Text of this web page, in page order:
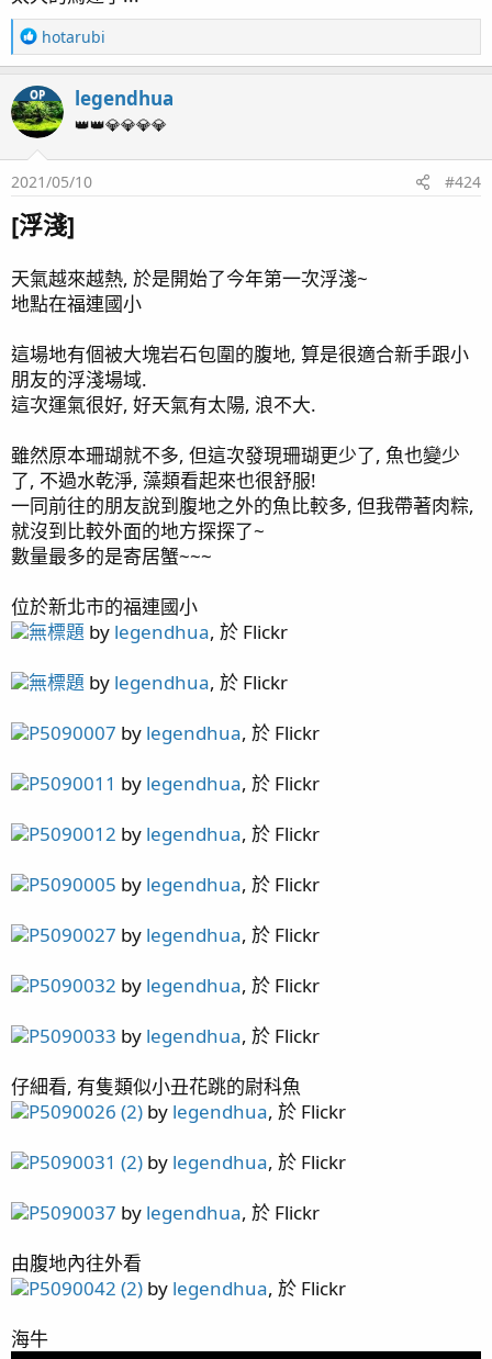
page38 KHA & KHG / 兩年三個月
page39 魚隻點名 / 黃金蝦虎遇難
page41 珊瑚骨 / Tunze 3181 藻桶
page42 魚隻損失 / 雙蛙之舞
page43 Sony A7C / 雙骨PK戰
page44 近況影片/ 五爪貝的劫難 / 紅奶嘴海葵噴精 / 珊瑚
打架
page45 草莓蛋糕
page46 奶嘴再分裂 / T5 預熱安定器損毀 / 粉藍登場
page47 垃圾海葵去除方案
page49 鈕扣起泡 - 日出櫻花 / 缸內近況
page50 榔頭珊瑚
page52 珊瑚打架 / 綠長支
page53 再遊小琉球~
page54 Olympus TG6 / 綠長支倒塌
page56 餵食 / 新片上架 / 草莓蛋糕(2) / 榔頭珊瑚(2)
page57 紅薑 / 拆骨
page58 隱藏區/ Acropora sp.生長記錄(3) / 燈光設定
page59 紅單包 / 溫度漲停板 / 雷達
page60 每日晨間餵食秀 / 金線蝦虎 / Tank
page61 紅薑
page62 側濾缸系統 / 黃藍雙吊
page64 橘子也是會受傷
page68 陽隧足噴發 / 虎耳 / Tank Update(video)
page71 KH走勢 / TG6 再次上場 / 聖金榔頭
page74 Tank Update(video) / 夜間骨
page76 KHA 使用狀況更新
抓奶嘴 / 刷玻璃 攪底砂
page79 龜殼腦 / 寶石花 / 寄居蟹噴發 / 四年六月/ 水盆缸
page81 側濾簡介 / 再敲橘子
page83 骨融合 / KHA 故障 / 四年八月更新
page84 維護費用估算
page88 持續瘦身 / 震後一個月 / 主峰九叢骨
page90 出差歸來 / 毛象大兜蟲
page92 T5 預熱安定器損毀 / 瘦身換血 / 出差過後
page93 2024末之水難 / 2025首發
page97 骨況更新
R
e
c
t
i
o
n
：
hotarubi
OP legendhua
👑👑💎💎💎💎
2021/05/10 #424
[浮淺]
天氣越來越熱, 於是開始了今年第一次浮淺~
地點在福連國小
這場地有個被大塊岩石包圍的腹地, 算是很適合新手跟小
朋友的浮淺場域.
這次運氣很好, 好天氣有太陽, 浪不大.
雖然原本珊瑚就不多, 但這次發現珊瑚更少了, 魚也變少
了, 不過水乾淨, 藻類看起來也很舒服!
一同前往的朋友說到腹地之外的魚比較多, 但我帶著肉粽,
就沒到比較外面的地方探探了~
數量最多的是寄居蟹~~~
位於新北市的福連國小
無標題 by legendhua, 於 Flickr
無標題 by legendhua, 於 Flickr
P5090007 by legendhua, 於 Flickr
P5090011 by legendhua, 於 Flickr
P5090012 by legendhua, 於 Flickr
P5090005 by legendhua, 於 Flickr
P5090027 by legendhua, 於 Flickr
P5090032 by legendhua, 於 Flickr
P5090033 by legendhua, 於 Flickr
仔細看, 有隻類似小丑花跳的尉科魚
P5090026 (2) by legendhua, 於 Flickr
P5090031 (2) by legendhua, 於 Flickr
P5090037 by legendhua, 於 Flickr
由腹地內往外看
P5090042 (2) by legendhua, 於 Flickr
海牛